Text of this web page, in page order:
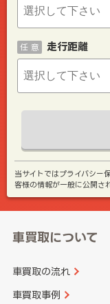
走行距離
任 意
当サイトではプライバシー
客様の情報が一般に公開さ
車買取について
車買取の流れ
車買取事例